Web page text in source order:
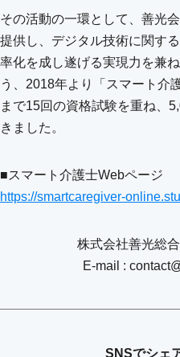
その活動の一環として、善光
提供し、デジタル技術に関す
率化を成し遂げる実現力を兼
う、2018年より「スマート介
まで15回の資格試験を重ね、
きました。
■スマート介護士Webページ
https://smartcaregiver-
株式会社善光総
E-mail :
SNSでシェ